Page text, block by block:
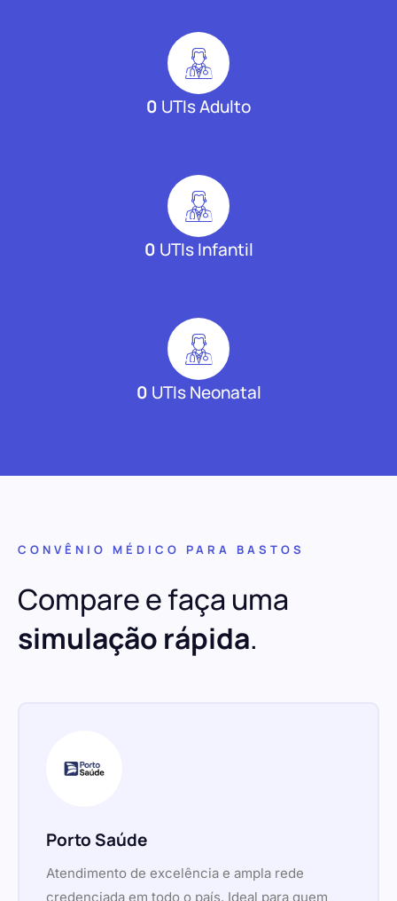
0 UTIs Adulto
0 UTIs Infantil
0 UTIs Neonatal
CONVÊNIO MÉDICO PARA BASTOS
Compare e faça uma
simulação rápida.
Porto Saúde
Atendimento de excelência e ampla rede
credenciada em todo o país. Ideal para quem